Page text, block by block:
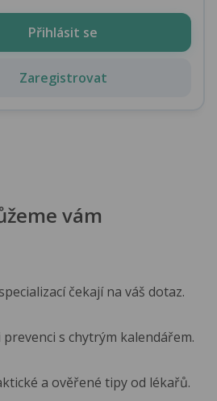
Přihlásit se
Zaregistrovat
vám
čekají na váš dotaz.
s chytrým kalendářem.
a ověřené tipy od lékařů.